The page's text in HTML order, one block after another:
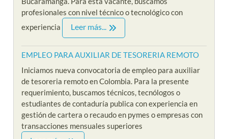
profesionales con nivel técnico o tecnológico con
experiencia
Leer más...
EMPLEO PARA AUXILIAR DE TESORERIA REMOTO
Iniciamos nueva convocatoria de empleo para auxiliar
de tesoreria remoto en Colombia. Para la presente
requerimiento, buscamos técnicos, tecnólogos o
estudiantes de contaduría publica con experiencia en
gestión de cartera o recaudo en pymes o empresas con
transacciones mensuales superiores